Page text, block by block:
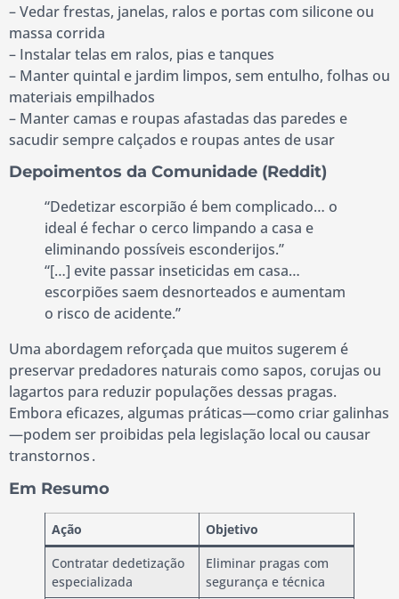
– Vedar frestas, janelas, ralos e portas com silicone ou
massa corrida
– Instalar telas em ralos, pias e tanques
– Manter quintal e jardim limpos, sem entulho, folhas ou
materiais empilhados
– Manter camas e roupas afastadas das paredes e
sacudir sempre calçados e roupas antes de usar
Depoimentos da Comunidade (Reddit)
“Dedetizar escorpião é bem complicado… o
ideal é fechar o cerco limpando a casa e
eliminando possíveis esconderijos.”
“[…] evite passar inseticidas em casa…
escorpiões saem desnorteados e aumentam
o risco de acidente.”
Uma abordagem reforçada que muitos sugerem é
preservar predadores naturais como sapos, corujas ou
lagartos para reduzir populações dessas pragas.
Embora eficazes, algumas práticas—como criar galinhas
—podem ser proibidas pela legislação local ou causar
transtornos .
Em Resumo
Ação
Objetivo
Contratar dedetização
especializada
Eliminar pragas com
segurança e técnica